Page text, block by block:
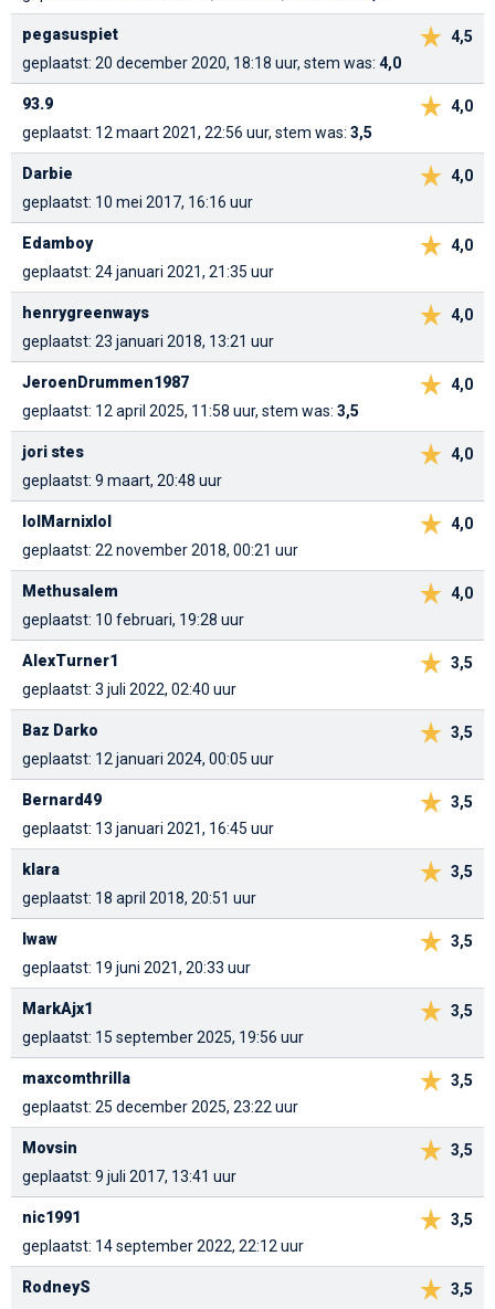
4,5
pegasuspiet
geplaatst: 20 december 2020, 18:18 uur, stem was: 4,0
4,0
93.9
geplaatst: 12 maart 2021, 22:56 uur, stem was: 3,5
4,0
Darbie
geplaatst: 10 mei 2017, 16:16 uur
4,0
Edamboy
geplaatst: 24 januari 2021, 21:35 uur
4,0
henrygreenways
geplaatst: 23 januari 2018, 13:21 uur
4,0
JeroenDrummen1987
geplaatst: 12 april 2025, 11:58 uur, stem was: 3,5
4,0
jori stes
geplaatst: 9 maart, 20:48 uur
4,0
lolMarnixlol
geplaatst: 22 november 2018, 00:21 uur
4,0
Methusalem
geplaatst: 10 februari, 19:28 uur
3,5
AlexTurner1
geplaatst: 3 juli 2022, 02:40 uur
3,5
Baz Darko
geplaatst: 12 januari 2024, 00:05 uur
3,5
Bernard49
geplaatst: 13 januari 2021, 16:45 uur
3,5
klara
geplaatst: 18 april 2018, 20:51 uur
3,5
lwaw
geplaatst: 19 juni 2021, 20:33 uur
3,5
MarkAjx1
geplaatst: 15 september 2025, 19:56 uur
3,5
maxcomthrilla
geplaatst: 25 december 2025, 23:22 uur
3,5
Movsin
geplaatst: 9 juli 2017, 13:41 uur
3,5
nic1991
geplaatst: 14 september 2022, 22:12 uur
3,5
RodneyS